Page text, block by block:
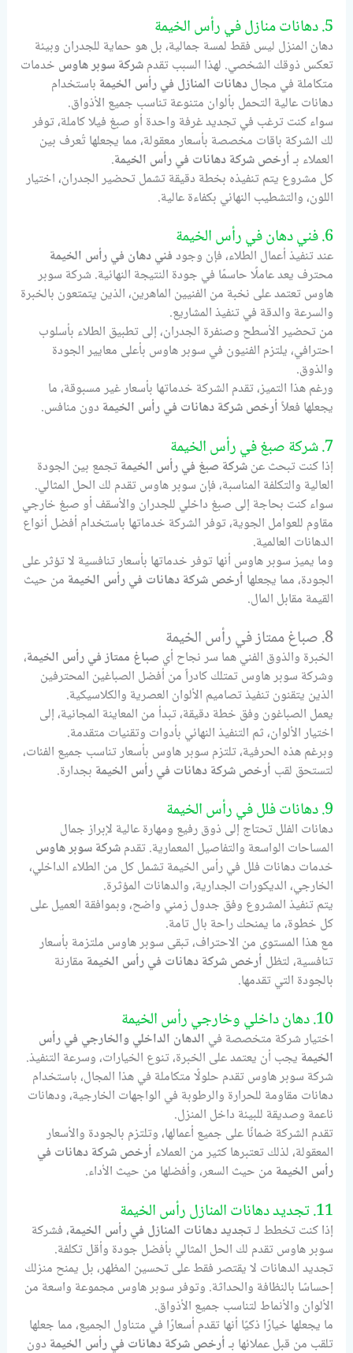
5. دهانات منازل في رأس الخيمة
دهان المنزل ليس فقط لمسة جمالية، بل هو حماية للجدران وبيئة
تعكس ذوقك الشخصي. لهذا السبب تقدمشركة سوبر هاوس خدمات
متكاملة في مجالدهانات المنازل في رأس الخيمة باستخدام
دهانات عالية التحمل بألوان متنوعة تناسب جميع الأذواق.
سواء كنت ترغب في تجديد غرفة واحدة أو صبغ فيلا كاملة، توفر
لك الشركة باقات مخصصة بأسعار معقولة، مما يجعلها تُعرف بين
العملاء بـأرخص شركة دهانات في رأس الخيمة.
كل مشروع يتم تنفيذه بخطة دقيقة تشمل تحضير الجدران، اختيار
اللون، والتشطيب النهائي بكفاءة عالية.
6. فني دهان في رأس الخيمة
عند تنفيذ أعمال الطلاء، فإن وجودفني دهان في رأس الخيمة
محترف يعد عاملًا حاسمًا في جودة النتيجة النهائية. شركة سوبر
هاوس تعتمد على نخبة من الفنيين الماهرين، الذين يتمتعون بالخبرة
والسرعة والدقة في تنفيذ المشاريع.
من تحضير الأسطح وصنفرة الجدران، إلى تطبيق الطلاء بأسلوب
احترافي، يلتزم الفنيون في سوبر هاوس بأعلى معايير الجودة
والذوق.
ورغم هذا التميز، تقدم الشركة خدماتها بأسعار غير مسبوقة، ما
يجعلها فعلاًأرخص شركة دهانات في رأس الخيمة دون منافس.
7. شركة صبغ في رأس الخيمة
إذا كنت تبحث عنشركة صبغ في رأس الخيمةتجمع بين الجودة
العالية والتكلفة المناسبة، فإن سوبر هاوس تقدم لك الحل المثالي.
سواء كنت بحاجة إلى صبغ داخلي للجدران والأسقف أو صبغ خارجي
مقاوم للعوامل الجوية، توفر الشركة خدماتها باستخدام أفضل أنواع
الدهانات العالمية.
وما يميز سوبر هاوس أنها توفر خدماتها بأسعار تنافسية لا تؤثر على
الجودة، مما يجعلها أرخص شركة دهانات في رأس الخيمة من حيث
القيمة مقابل المال.
8. صباغ ممتاز في رأس الخيمة
الخبرة والذوق الفني هما سر نجاح أي صباغ ممتاز في رأس الخيمة،
وشركة سوبر هاوس تمتلك كادراً من أفضل الصباغين المحترفين
الذين يتقنون تنفيذ تصاميم الألوان العصرية والكلاسيكية.
يعمل الصباغون وفق خطة دقيقة، تبدأ من المعاينة المجانية، إلى
اختيار الألوان، ثم التنفيذ النهائي بأدوات وتقنيات متقدمة.
وبرغم هذه الحرفية، تلتزم سوبر هاوس بأسعار تناسب جميع الفئات،
لتستحق لقب أرخص شركة دهانات في رأس الخيمة بجدارة.
9. دهانات فلل في رأس الخيمة
دهانات الفلل تحتاج إلى ذوق رفيع ومهارة عالية لإبراز جمال
المساحات الواسعة والتفاصيل المعمارية. تقدمشركة سوبر هاوس
خدمات دهانات فلل في رأس الخيمة تشمل كل من الطلاء الداخلي،
الخارجي، الديكورات الجدارية، والدهانات المؤثرة.
يتم تنفيذ المشروع وفق جدول زمني واضح، وبموافقة العميل على
كل خطوة، ما يمنحك راحة بال تامة.
مع هذا المستوى من الاحتراف، تبقى سوبر هاوس ملتزمة بأسعار
تنافسية، لتظل أرخص شركة دهانات في رأس الخيمة مقارنة
بالجودة التي تقدمها.
10. دهان داخلي وخارجي رأس الخيمة
اختيار شركة متخصصة في الدهان الداخلي والخارجي في رأس
الخيمة يجب أن يعتمد على الخبرة، تنوع الخيارات، وسرعة التنفيذ.
شركة سوبر هاوس تقدم حلولًا متكاملة في هذا المجال، باستخدام
دهانات مقاومة للحرارة والرطوبة في الواجهات الخارجية، ودهانات
ناعمة وصديقة للبيئة داخل المنزل.
تقدم الشركة ضمانًا على جميع أعمالها، وتلتزم بالجودة والأسعار
المعقولة، لذلك تعتبرها كثير من العملاء أرخص شركة دهانات في
رأس الخيمة من حيث السعر، وأفضلها من حيث الأداء.
11. تجديد دهانات المنازل رأس الخيمة
إذا كنت تخطط لـتجديد دهانات المنازل في رأس الخيمة، فشركة
سوبر هاوس تقدم لك الحل المثالي بأفضل جودة وأقل تكلفة.
تجديد الدهانات لا يقتصر فقط على تحسين المظهر، بل يمنح منزلك
إحساسًا بالنظافة والحداثة. وتوفر سوبر هاوس مجموعة واسعة من
الألوان والأنماط لتناسب جميع الأذواق.
ما يجعلها خيارًا ذكيًا أنها تقدم أسعارًا في متناول الجميع، مما جعلها
تلقب من قبل عملائها بـأرخص شركة دهانات في رأس الخيمة دون